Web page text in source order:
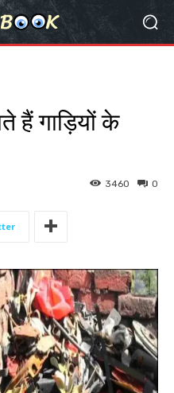
हैं गाड़ियों के
0
3460